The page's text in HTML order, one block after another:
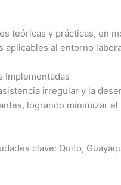
teóricas y prácticas, en
al entorno
Implementadas
irregular y la
logrando minimizar
clave: Quito,